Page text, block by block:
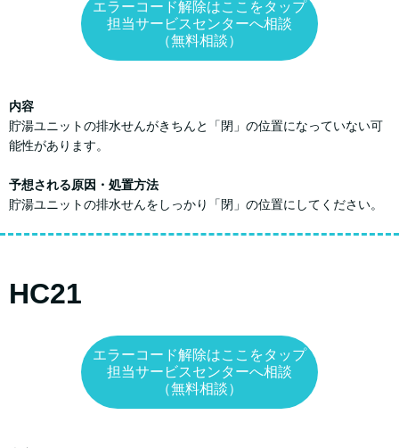
エラーコード解除はここをタップ
担当サービスセンターへ相談
（無料相談）
内容
貯湯ユニットの排水せんがきちんと「閉」の位置になっていない可
能性があります。
予想される原因・処置方法
貯湯ユニットの排水せんをしっかり「閉」の位置にしてください。
HC21
エラーコード解除はここをタップ
担当サービスセンターへ相談
（無料相談）